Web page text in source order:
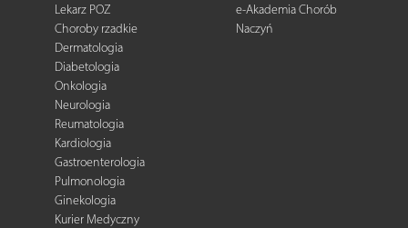
Lekarz POZ
Choroby rzadkie
Dermatologia
Diabetologia
Onkologia
Neurologia
Reumatologia
Kardiologia
Gastroenterologia
Pulmonologia
Ginekologia
Kurier Medyczny
e-Akademia Chorób
Naczyń